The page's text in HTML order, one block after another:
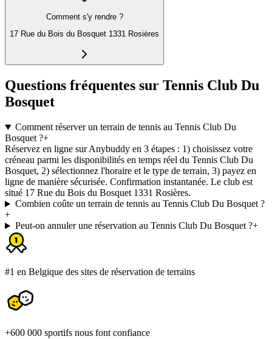
Comment s'y rendre ?
17 Rue du Bois du Bosquet 1331 Rosières
Questions fréquentes sur Tennis Club Du
Bosquet
Comment réserver un terrain de tennis au Tennis Club Du
Bosquet ?+
Réservez en ligne sur Anybuddy en 3 étapes : 1) choisissez votre
créneau parmi les disponibilités en temps réel du Tennis Club Du
Bosquet, 2) sélectionnez l'horaire et le type de terrain, 3) payez en
ligne de manière sécurisée. Confirmation instantanée. Le club est
situé 17 Rue du Bois du Bosquet 1331 Rosières.
Combien coûte un terrain de tennis au Tennis Club Du Bosquet ?
+
Peut-on annuler une réservation au Tennis Club Du Bosquet ?+
#1 en Belgique des sites de réservation de terrains
+600 000 sportifs nous font confiance